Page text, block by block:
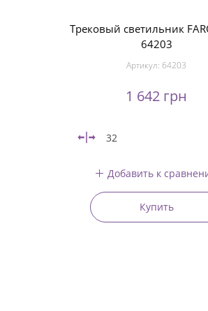
Трековый светильник
64203
Артикул: 64203
1 642 грн
32
Добавить к
Купить